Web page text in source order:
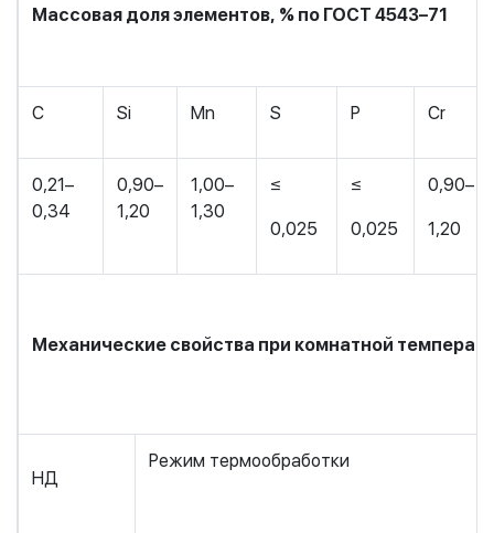
Массовая доля элементов, % по ГОСТ 4543–71
C Si Mn S P Cr
0,21–
0,34
0,90–
1,20
1,00–
1,30
≤
0,025
≤
0,025
0,90–
1,20
Механические свойства при комнатной
НД
Режим термообработки